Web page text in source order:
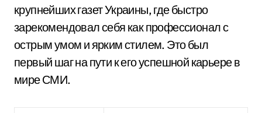
крупнейших газет Украины, где быстро
зарекомендовал себя как профессионал с
острым умом и ярким стилем. Это был
первый шаг на пути к его успешной карьере в
мире СМИ.